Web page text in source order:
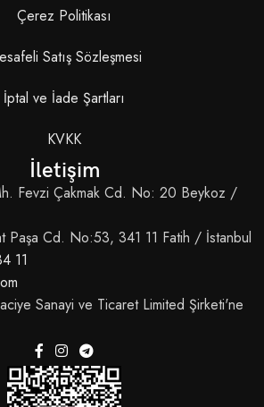
Çerez Politikası
Satış Sözleşmesi
İptal ve İade Şartları
KVKK
İletişim
Fevzi Çakmak Cd. No: 20 Beykoz /
Paşa Cd. No:53, 341 11 Fatih / İstanbul
11
Sanayi ve Ticaret Limited Şirketi'ne